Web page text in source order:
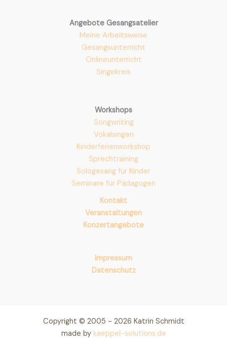
Angebote Gesangsatelier
Meine Arbeitsweise
Gesangsunterricht
Onlineunterricht
Singekreis
Workshops
Songwriting
Vokalsingen
Kinderferienworkshop
Sprechtraining
Sologesang für Kinder
Seminare für Pädagogen
Kontakt
Veranstaltungen
Konzertangebote
Impressum
Datenschutz
Copyright © 2005 - 2026 Katrin Schmidt
made by kaeppel-solutions.de